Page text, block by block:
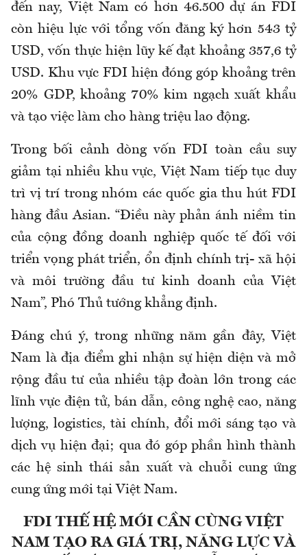
đến nay, Việt Nam có hơn 46.500 dự án FDI
còn hiệu lực với tổng vốn đăng ký hơn 543 tỷ
USD, vốn thực hiện lũy kế đạt khoảng 357,6 tỷ
USD. Khu vực FDI hiện đóng góp khoảng trên
20% GDP, khoảng 70% kim ngạch xuất khẩu
và tạo việc làm cho hàng triệu lao động.
Trong bối cảnh dòng vốn FDI toàn cầu suy
giảm tại nhiều khu vực, Việt Nam tiếp tục duy
trì vị trí trong nhóm các quốc gia thu hút FDI
hàng đầu Asian. “Điều này phản ánh niềm tin
của cộng đồng doanh nghiệp quốc tế đối với
triển vọng phát triển, ổn định chính trị- xã hội
và môi trường đầu tư kinh doanh của Việt
Nam”, Phó Thủ tướng khẳng định.
Đáng chú ý, trong những năm gần đây, Việt
Nam là địa điểm ghi nhận sự hiện diện và mở
rộng đầu tư của nhiều tập đoàn lớn trong các
lĩnh vực điện tử, bán dẫn, công nghệ cao, năng
lượng, logistics, tài chính, đổi mới sáng tạo và
dịch vụ hiện đại; qua đó góp phần hình thành
các hệ sinh thái sản xuất và chuỗi cung ứng
cung ứng mới tại Việt Nam.
FDI THẾ HỆ MỚI CẦN CÙNG VIỆT
NAM TẠO RA GIÁ TRỊ, NĂNG LỰC VÀ